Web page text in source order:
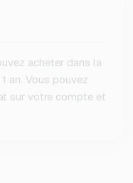
acheter dans la
an. Vous pouvez
sur votre compte et